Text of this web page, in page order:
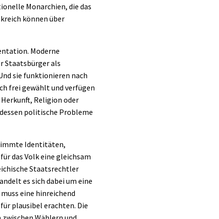
Monarchien, die das
können über
Moderne
Staatsbürger als
sie funktionieren nach
frei gewählt und verfügen
Religion oder
politische Probleme
Identitäten,
das Volk eine gleichsam
Staatsrechtler
es sich dabei um eine
eine hinreichend
plausibel erachten. Die